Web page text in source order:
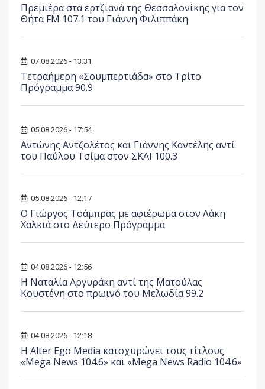
Πρεμιέρα στα ερτζιανά της Θεσσαλονίκης για τον
Θήτα FM 107.1 του Γιάννη Φιλιππάκη
07.08.2026 - 13:31
Τετραήμερη «Σουμπερτιάδα» στο Τρίτο
Πρόγραμμα 90.9
05.08.2026 - 17:54
Αντώνης Αντζολέτος και Γιάννης Καντέλης αντί
του Παύλου Τσίμα στον ΣΚΑΪ 100.3
05.08.2026 - 12:17
O Γιώργος Τσάμπρας με αφιέρωμα στον Λάκη
Χαλκιά στο Δεύτερο Πρόγραμμα
04.08.2026 - 12:56
Η Ναταλία Αργυράκη αντί της Ματούλας
Κουστένη στο πρωινό του Μελωδία 99.2
04.08.2026 - 12:18
Η Alter Ego Media κατοχυρώνει τους τίτλους
«Mega News 104.6» και «Mega News Radio 104.6»